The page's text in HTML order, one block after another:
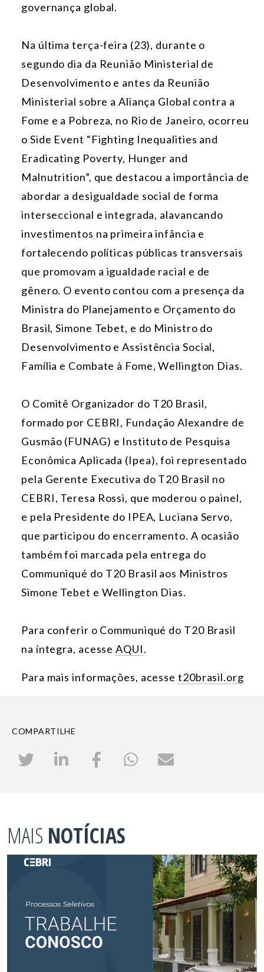
governança global.
Na última terça-feira (23), durante o
segundo dia da Reunião Ministerial de
Desenvolvimento e antes da Reunião
Ministerial sobre a Aliança Global contra a
Fome e a Pobreza, no Rio de Janeiro, ocorreu
o Side Event “Fighting Inequalities and
Eradicating Poverty, Hunger and
Malnutrition”, que destacou a importância de
abordar a desigualdade social de forma
interseccional e integrada, alavancando
investimentos na primeira infância e
fortalecendo políticas públicas transversais
que promovam a igualdade racial e de
gênero. O evento contou com a presença da
Ministra do Planejamento e Orçamento do
Brasil, Simone Tebet, e do Ministro do
Desenvolvimento e Assistência Social,
Família e Combate à Fome, Wellington Dias.
O Comitê Organizador do T20 Brasil,
formado por CEBRI, Fundação Alexandre de
Gusmão (FUNAG) e Instituto de Pesquisa
Econômica Aplicada (Ipea), foi representado
pela Gerente Executiva do T20 Brasil no
CEBRI, Teresa Rossi, que moderou o painel,
e pela Presidente do IPEA, Luciana Servo,
que participou do encerramento. A ocasião
também foi marcada pela entrega do
Communiqué do T20 Brasil aos Ministros
Simone Tebet e Wellington Dias.
Para conferir o Communiqué do T20 Brasil
na íntegra, acesseAQUI.
Para mais informações, acesse t20brasil.org
COMPARTILHE
MAIS NOTÍCIAS